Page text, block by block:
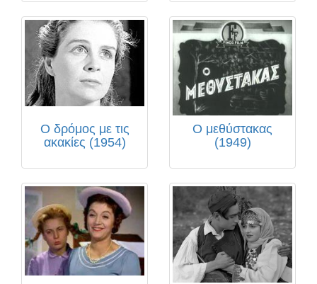
Ο δρόμος με τις
ακακίες (1954)
Ο μεθύστακας
(1949)